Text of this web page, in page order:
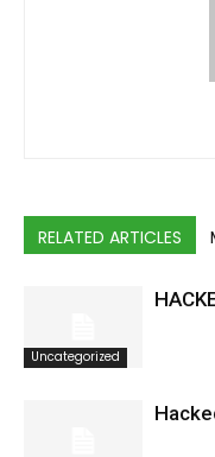
RELATED ARTICLES
Uncategorized